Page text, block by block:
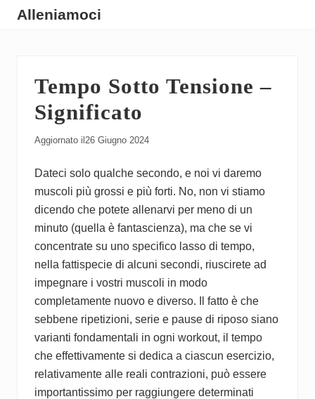
Menu
Skip
Skip
SkipAlleniamoci
Come
Allenarsi
Tempo Sotto Tensione –
Significato
Aggiornato il 26 Giugno 2024
Dateci solo qualche secondo, e noi vi daremo
muscoli più grossi e più forti. No, non vi stiamo
dicendo che potete allenarvi per meno di un
minuto (quella è fantascienza), ma che se vi
concentrate su uno specifico lasso di tempo,
nella fattispecie di alcuni secondi, riuscirete ad
impegnare i vostri muscoli in modo
completamente nuovo e diverso. Il fatto è che
sebbene ripetizioni, serie e pause di riposo siano
varianti fondamentali in ogni workout, il tempo
che effettivamente si dedica a ciascun esercizio,
relativamente alle reali contrazioni, può essere
importantissimo per raggiungere determinati